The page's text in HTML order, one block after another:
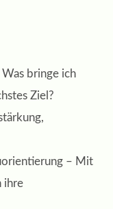
bringe ich
Ziel?
– Mit
ihre